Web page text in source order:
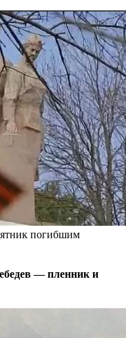
погибшим
— пленник и